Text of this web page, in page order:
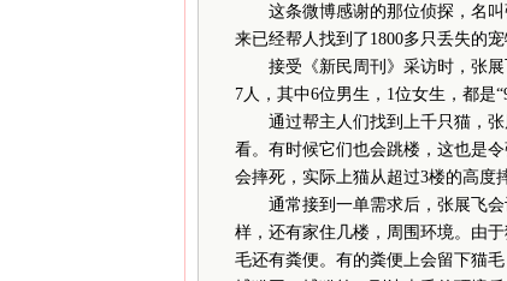
这条微博感谢的那位侦探，名叫
来已经帮人找到了1800多只丢失的
接受《新民周刊》采访时，张展
7人，其中6位男生，1位女生，都是
通过帮主人们找到上千只猫，张
看。有时候它们也会跳楼，这也是
会摔死，实际上猫从超过3楼的高度
通常接到一单需求后，张展飞会
样，还有家住几楼，周围环境。由
毛还有粪便。有的粪便上会留下猫